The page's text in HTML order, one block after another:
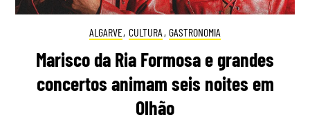
ALGARVE, CULTURA , GASTRONOMIA
Marisco da Ria Formosa e grandes
concertos animam seis noites em
Olhão